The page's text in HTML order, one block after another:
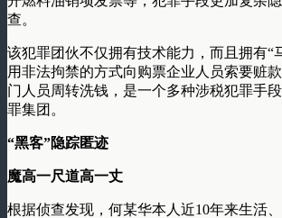
查。
该犯罪团伙不仅拥有技术能力，而且拥有“
用非法拘禁的方式向购票企业人员索要赃
门人员周转洗钱，是一个多种涉税犯罪手
罪集团。
“黑客”隐踪匿迹
魔高一尺道高一丈
根据侦查发现，何某华本人近10年来生活